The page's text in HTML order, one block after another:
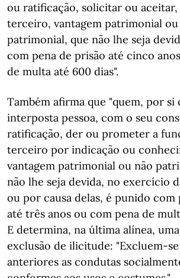
ou ratificação, solicitar ou aceitar,
terceiro, vantagem patrimonial ou
patrimonial, que não lhe seja
com pena de prisão até cinco
de multa até 600 dias".
Também afirma que "quem, por si
interposta pessoa, com o seu
ratificação, der ou prometer a
terceiro por indicação ou
vantagem patrimonial ou não
não lhe seja devida, no exercício
ou por causa delas, é punido com
até três anos ou com pena de
E determina, na última alínea,
exclusão de ilicitude: "Excluem-
anteriores as condutas